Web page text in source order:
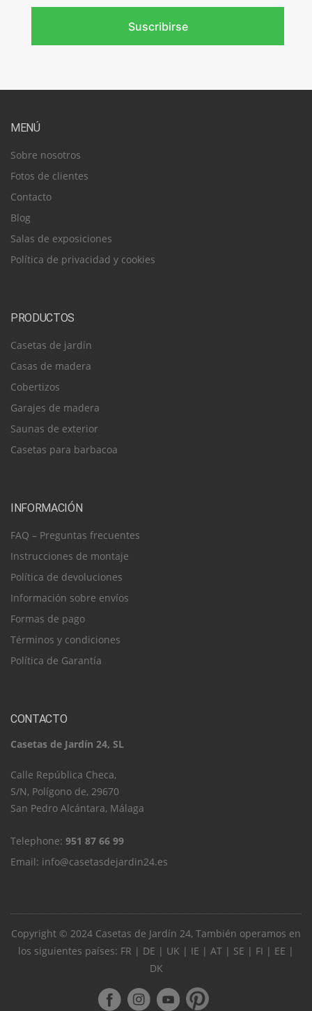
Suscribirse
MENÚ
Sobre nosotros
Fotos de clientes
Contacto
Blog
Salas de exposiciones
Política de privacidad y cookies
PRODUCTOS
Casetas de jardín
Casas de madera
Cobertizos
Garajes de madera
Saunas de exterior
Casetas para barbacoa
INFORMACIÓN
FAQ – Preguntas frecuentes
Instrucciones de montaje
Política de devoluciones
Información sobre envíos
Formas de pago
Términos y condiciones
Política de Garantía
CONTACTO
Casetas de Jardín 24, SL
C​a​l​l​e​ ​R​e​p​ú​b​l​i​c​a​ ​C​h​e​c​a​,​ ​
S​/​N​,​ ​P​o​l​í​g​o​n​o​ ​d​e​,​ ​2​9​6​7​0​
​S​a​n​ ​P​e​d​r​o​ ​A​l​c​á​n​t​a​r​a​,​ ​M​á​l​a​g​a
Telephone: 951 87 66 99
Email: info@casetasdejardin24.es
Copyright © 2024 Casetas de Jardín 24, También operamos en
los siguientes países: FR | DE | UK | IE | AT | SE | FI | EE |
DK